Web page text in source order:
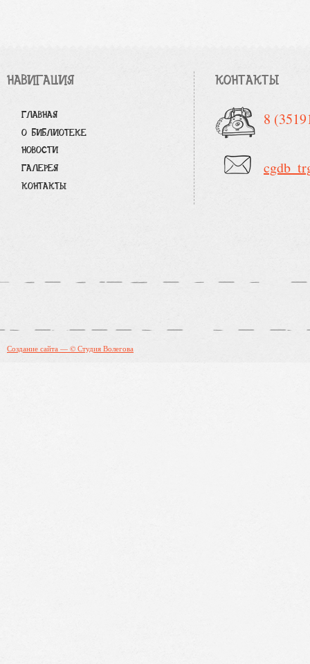
НАВИГАЦИЯ
ГЛАВНАЯ
О БИБЛИОТЕКЕ
НОВОСТИ
ГАЛЕРЕЯ
КОНТАКТЫ
КОНТАКТЫ
8
Создание сайта — © Студия Волегова